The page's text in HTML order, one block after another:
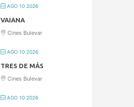
AGO 10 2026
VAIANA
Cines Bulevar
AGO 10 2026
TRES DE MÁS
Cines Bulevar
AGO 10 2026